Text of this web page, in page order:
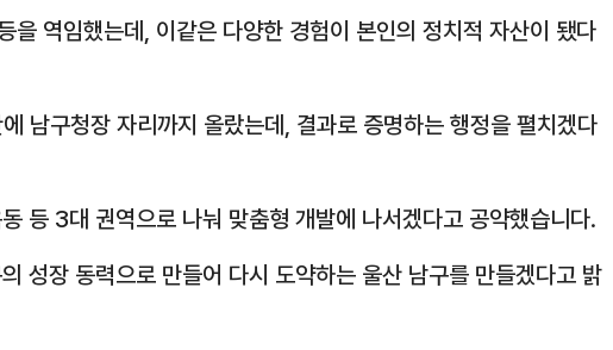
을 역임했는데, 이같은 다양한 경험이 본인의 정치적 자산이 됐다
남구청장 자리까지 올랐는데, 결과로 증명하는 행정을 펼치겠다
등 3대 권역으로 나눠 맞춤형 개발에 나서겠다고 공약했습니다.
성장 동력으로 만들어 다시 도약하는 울산 남구를 만들겠다고 밝